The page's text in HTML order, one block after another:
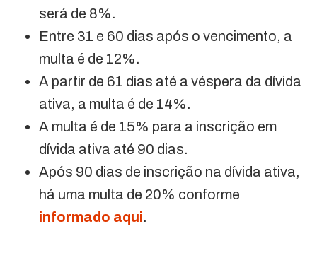
será de 8%.
Entre 31 e 60 dias após o vencimento, a
multa é de 12%.
A partir de 61 dias até a véspera da dívida
ativa, a multa é de 14%.
A multa é de 15% para a inscrição em
dívida ativa até 90 dias.
Após 90 dias de inscrição na dívida ativa,
há uma multa de 20% conforme
informado aqui.